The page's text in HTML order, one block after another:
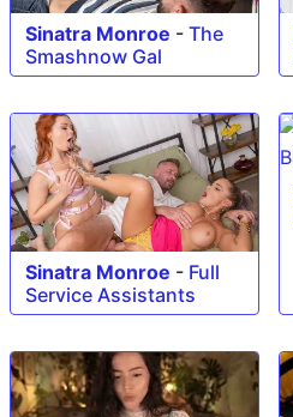
Sinatra Monroe - The
Smashnow Gal
Sinatra Monroe - Full
Service Assistants